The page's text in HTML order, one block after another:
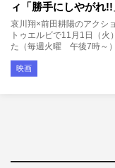
ィ「勝手にしやがれ
哀川翔×前田耕陽のアクシ
トゥエルビで11月1日（火
た（毎週火曜 午後7時～
映画